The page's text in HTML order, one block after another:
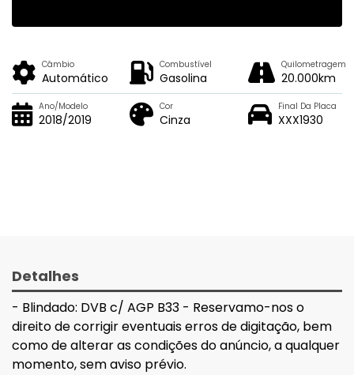
Câmbio
Automático
Combustível
Gasolina
Quilometragem
20.000km
Ano/Modelo
2018/2019
Cor
Cinza
Final Da Placa
XXX1930
Detalhes
- Blindado: DVB c/ AGP B33 - Reservamo-nos o
direito de corrigir eventuais erros de digitação, bem
como de alterar as condições do anúncio, a qualquer
momento, sem aviso prévio.